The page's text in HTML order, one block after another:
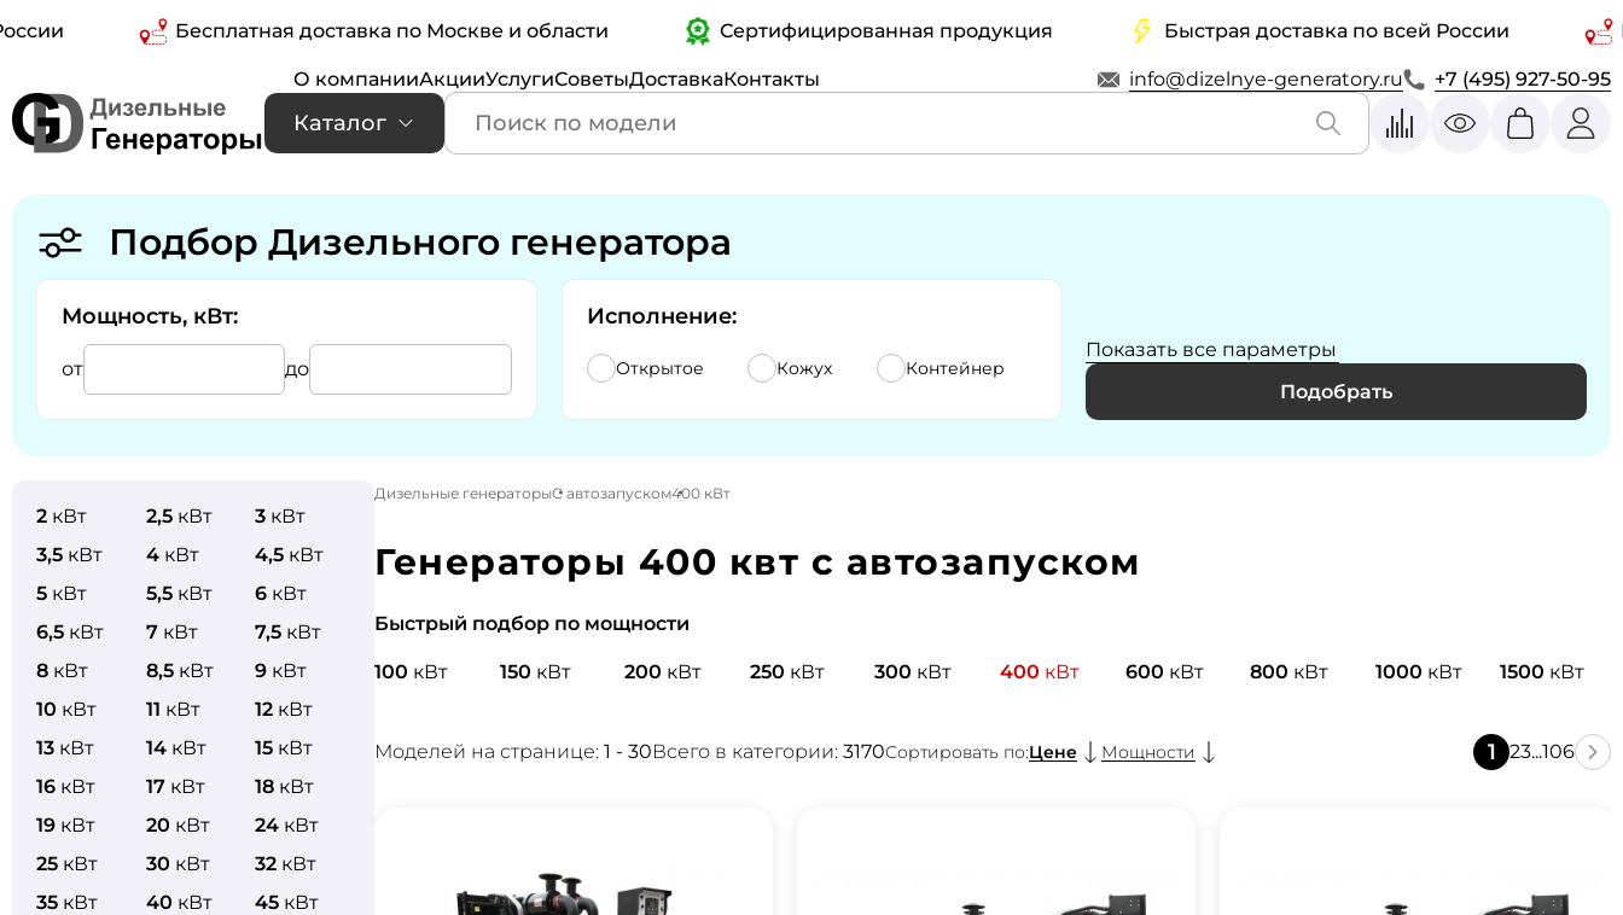
Бесплатная доставка по Москве и области Сертифицированная продукция Быстрая доставка по всей России
О компанииАкцииУслугиСоветыДоставкаКонтакты info@dizelnye-generatory.ru +7 (495) 927-50-95
Каталог
Подбор Дизельного генератора
Мощность, кВт:
от до
Исполнение:
Открытое Кожух Контейнер
Показать все параметры
Подобрать
2 кВт 2,5 кВт 3 кВт
3,5 кВт 4 кВт 4,5 кВт
5 кВт 5,5 кВт 6 кВт
6,5 кВт 7 кВт 7,5 кВт
8 кВт 8,5 кВт 9 кВт
10 кВт 11 кВт 12 кВт
13 кВт 14 кВт 15 кВт
16 кВт 17 кВт 18 кВт
19 кВт 20 кВт 24 кВт
25 кВт 30 кВт 32 кВт
35 кВт 40 кВт 45 кВт
Дизельные генераторыС автозапуском400 кВт
Генераторы 400 квт с автозапуском
Быстрый подбор по мощности
100 кВт 150 кВт 200 кВт 250 кВт 300 кВт 400 кВт 600 кВт 800 кВт 1000 кВт 1500 кВт
Моделей на странице: 1 - 30Всего в категории: 3170Сортировать по:Цене Мощности 1 23...106